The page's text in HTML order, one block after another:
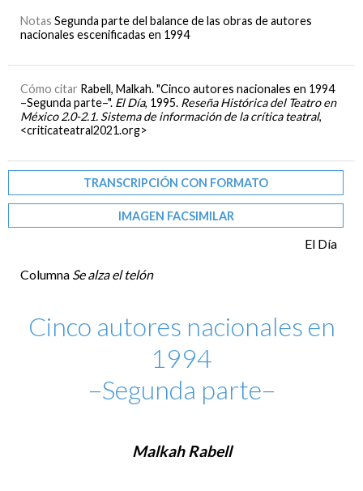
Notas Segunda parte del balance de las obras de autores
nacionales escenificadas en 1994
Cómo citar Rabell, Malkah. "Cinco autores nacionales en 1994
–Segunda parte–". El Día, 1995. Reseña Histórica del Teatro en
México 2.0-2.1. Sistema de información de la crítica teatral,
<criticateatral2021.org>
TRANSCRIPCIÓN CON FORMATO
IMAGEN FACSIMILAR
El Día
Columna Se alza el telón
Cinco autores nacionales en
1994
–Segunda parte–
Malkah Rabell